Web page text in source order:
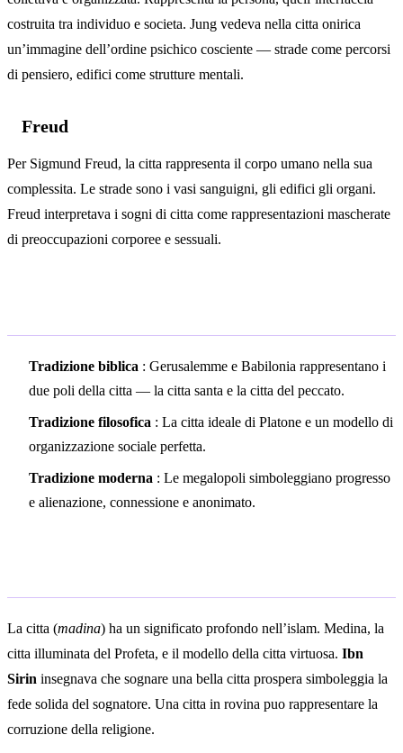
costruita tra individuo e societa. Jung vedeva nella citta onirica
un’immagine dell’ordine psichico cosciente — strade come percorsi
di pensiero, edifici come strutture mentali.
Freud
Per Sigmund Freud, la citta rappresenta il corpo umano nella sua
complessita. Le strade sono i vasi sanguigni, gli edifici gli organi.
Freud interpretava i sogni di citta come rappresentazioni mascherate
di preoccupazioni corporee e sessuali.
Tradizione biblica : Gerusalemme e Babilonia rappresentano i
due poli della citta — la citta santa e la citta del peccato.
Tradizione filosofica : La citta ideale di Platone e un modello di
organizzazione sociale perfetta.
Tradizione moderna : Le megalopoli simboleggiano progresso
e alienazione, connessione e anonimato.
La citta (madina) ha un significato profondo nell’islam. Medina, la
citta illuminata del Profeta, e il modello della citta virtuosa. Ibn
Sirin insegnava che sognare una bella citta prospera simboleggia la
fede solida del sognatore. Una citta in rovina puo rappresentare la
corruzione della religione.